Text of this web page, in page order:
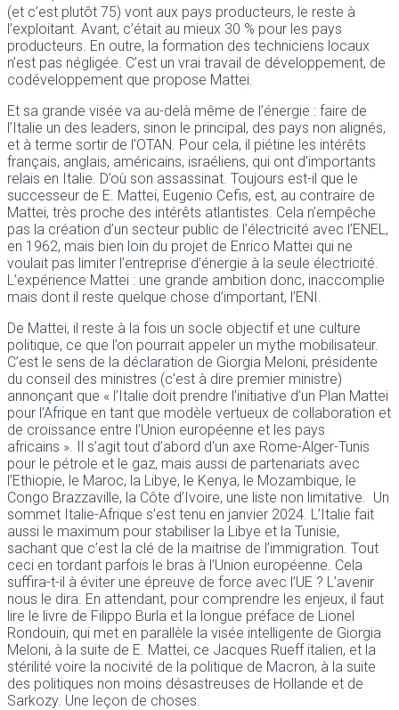
(et c’est plutôt 75) vont aux pays producteurs, le reste à
l’exploitant. Avant, c’était au mieux 30 % pour les pays
producteurs. En outre, la formation des techniciens locaux
n’est pas négligée. C’est un vrai travail de développement, de
codéveloppement que propose Mattei.
Et sa grande visée va au-delà même de l’énergie : faire de
l’Italie un des leaders, sinon le principal, des pays non alignés,
et à terme sortir de l’OTAN. Pour cela, il piétine les intérêts
français, anglais, américains, israéliens, qui ont d’importants
relais en Italie. D’où son assassinat. Toujours est-il que le
successeur de E. Mattei, Eugenio Cefis, est, au contraire de
Mattei, très proche des intérêts atlantistes. Cela n’empêche
pas la création d’un secteur public de l’électricité avec l’ENEL,
en 1962, mais bien loin du projet de Enrico Mattei qui ne
voulait pas limiter l’entreprise d’énergie à la seule électricité.
L’expérience Mattei : une grande ambition donc, inaccomplie
mais dont il reste quelque chose d’important, l’ENI.
De Mattei, il reste à la fois un socle objectif et une culture
politique, ce que l’on pourrait appeler un mythe mobilisateur.
C’est le sens de la déclaration de Giorgia Meloni, présidente
du conseil des ministres (c’est à dire premier ministre)
annonçant que « l’Italie doit prendre l’initiative d’un Plan Mattei
pour l’Afrique en tant que modèle vertueux de collaboration et
de croissance entre l’Union européenne et les pays
africains ». Il s’agit tout d’abord d‘un axe Rome-Alger-Tunis
pour le pétrole et le gaz, mais aussi de partenariats avec
l’Ethiopie, le Maroc, la Libye, le Kenya, le Mozambique, le
Congo Brazzaville, la Côte d’Ivoire, une liste non limitative. Un
sommet Italie-Afrique s’est tenu en janvier 2024. L’Italie fait
aussi le maximum pour stabiliser la Libye et la Tunisie,
sachant que c’est la clé de la maitrise de l’immigration. Tout
ceci en tordant parfois le bras à l’Union européenne. Cela
suffira-t-il à éviter une épreuve de force avec l’UE ? L’avenir
nous le dira. En attendant, pour comprendre les enjeux, il faut
lire le livre de Filippo Burla et la longue préface de Lionel
Rondouin, qui met en parallèle la visée intelligente de Giorgia
Meloni, à la suite de E. Mattei, ce Jacques Rueff italien, et la
stérilité voire la nocivité de la politique de Macron, à la suite
des politiques non moins désastreuses de Hollande et de
Sarkozy. Une leçon de choses.